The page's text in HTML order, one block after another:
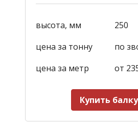
высота, мм
250
цена за тонну
по
цена за метр
от
Купить